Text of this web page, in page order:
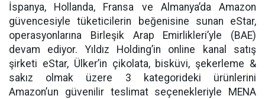
İspanya, Hollanda, Fransa ve Almanya’da Amazon
güvencesiyle tüketicilerin beğenisine sunan eStar,
operasyonlarına Birleşik Arap Emirlikleri’yle (BAE)
devam ediyor. Yıldız Holding’in online kanal satış
şirketi eStar, Ülker’in çikolata, bisküvi, şekerleme &
sakız olmak üzere 3 kategorideki ürünlerini
Amazon’un güvenilir teslimat seçenekleriyle MENA